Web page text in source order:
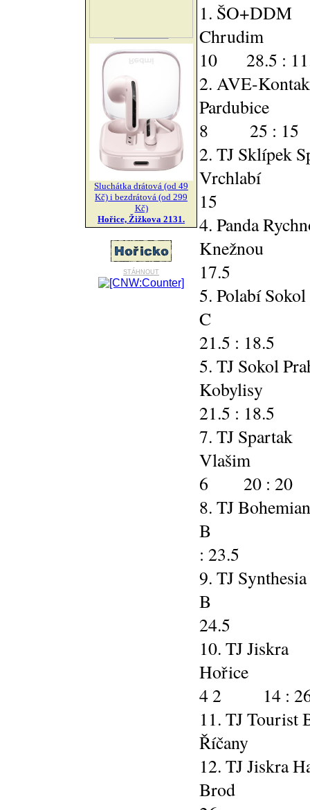
Sluchátka drátová (od 49
Kč) i bezdrátová (od 299
Kč)
Hořice, Žižkova 2131.
stáhnout
1. ŠO+DDM
10 28.5 :
2. AVE-
8 25 : 15
2. TJ Sklípek
15
4. Panda
17.5
5. Polabí
C
21.5 : 18.5
5. TJ Sokol
21.5 : 18.5
7. TJ Spartak
6 20 : 20
8. TJ
B 5
: 23.5
9. TJ
B 5
24.5
10. TJ Jiskra
4 2 14 :
11. TJ Tourist
12. TJ Jiskra
Brod